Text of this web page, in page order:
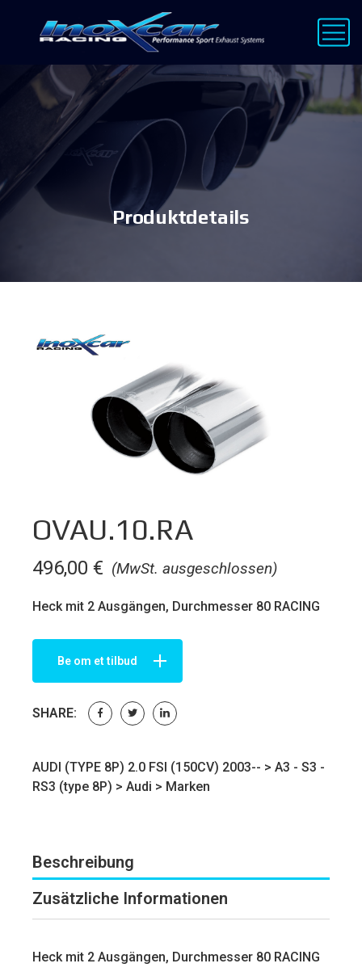
Produktdetails
OVAU.10.RA
(MwSt. ausgeschlossen)
496,00 €
Heck mit 2 Ausgängen, Durchmesser 80 RACING
Be om et tilbud
SHARE:
AUDI (TYPE 8P) 2.0 FSI (150CV) 2003-- > A3 - S3 -
RS3 (type 8P) > Audi > Marken
Beschreibung
Zusätzliche Informationen
Heck mit 2 Ausgängen, Durchmesser 80 RACING